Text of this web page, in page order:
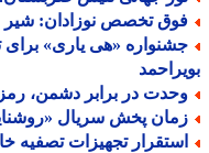
تخصص نوزادان: شیر مادر
«هی یاری» برای
در برابر دشمن، رمز
پخش سریال